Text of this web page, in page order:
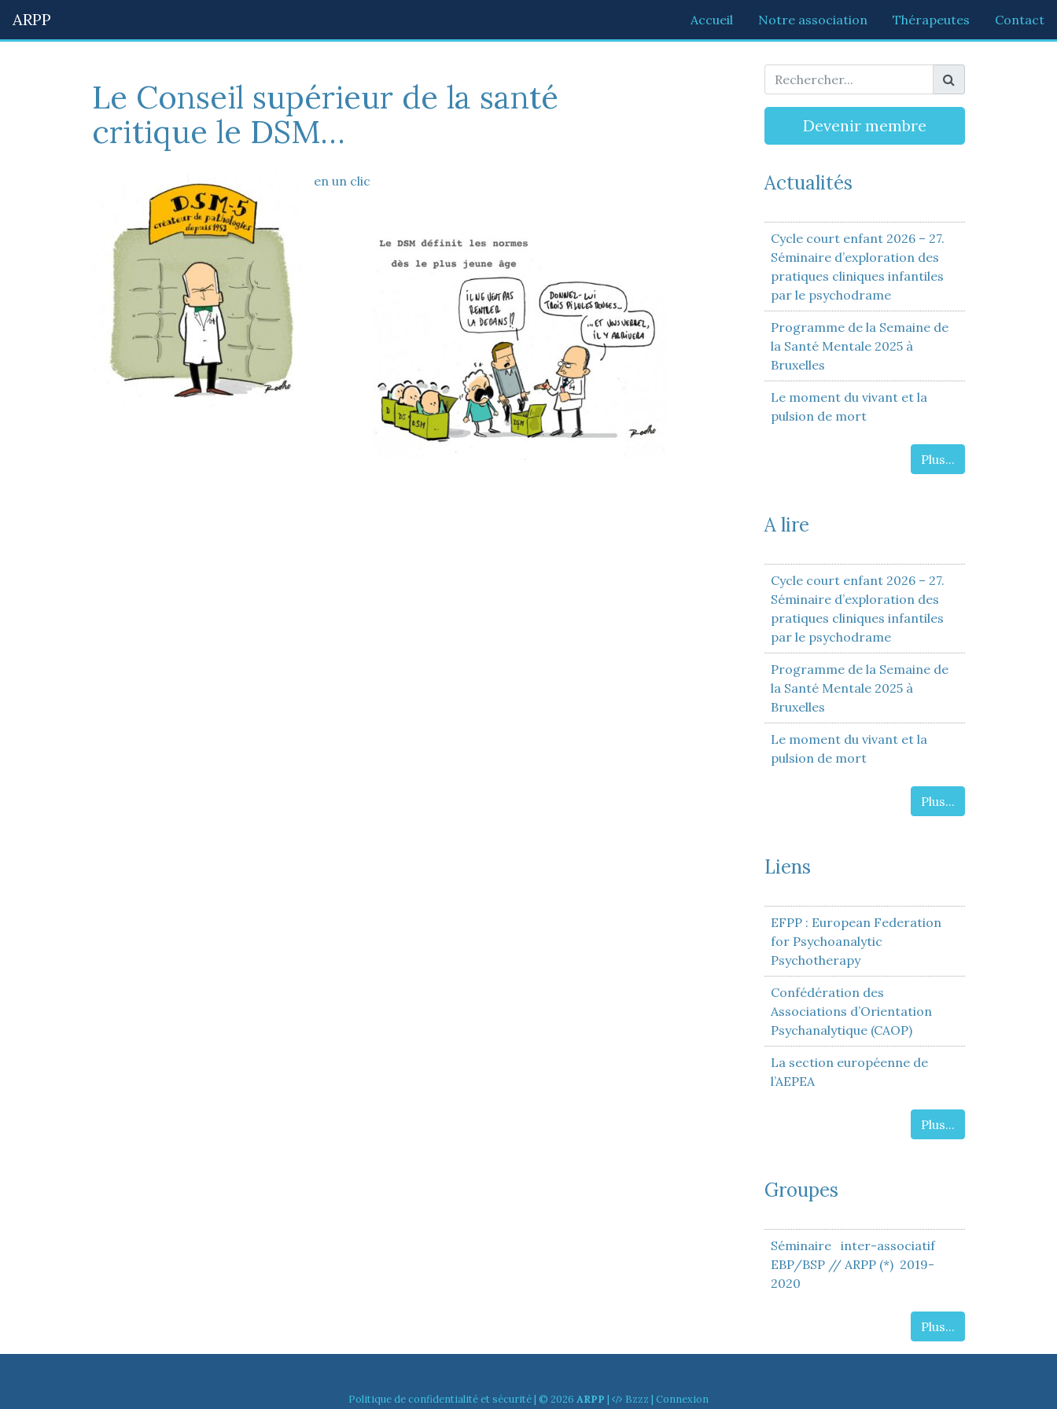
ARPP Accueil Notre association Thérapeutes Contact
Le Conseil supérieur de la santé
critique le DSM…
en un clic
Devenir membre
Actualités
Cycle court enfant 2026 – 27.
Séminaire d’exploration des
pratiques cliniques infantiles
par le psychodrame
Programme de la Semaine de
la Santé Mentale 2025 à
Bruxelles
Le moment du vivant et la
pulsion de mort
Plus...
A lire
Cycle court enfant 2026 – 27.
Séminaire d’exploration des
pratiques cliniques infantiles
par le psychodrame
Programme de la Semaine de
la Santé Mentale 2025 à
Bruxelles
Le moment du vivant et la
pulsion de mort
Plus...
Liens
EFPP : European Federation
for Psychoanalytic
Psychotherapy
Confédération des
Associations d’Orientation
Psychanalytique (CAOP)
La section européenne de
l’AEPEA
Plus...
Groupes
Séminaire inter-associatif
EBP/BSP // ARPP (*) 2019-
2020
Plus...
Politique de confidentialité et sécurité| © 2026 ARPP | Bzzz | Connexion